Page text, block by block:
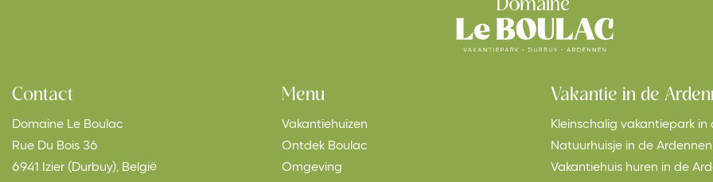
Contact
Domaine Le Boulac
Rue Du Bois 36
6941 Izier (Durbuy), België
Menu
Vakantiehuizen
Ontdek Boulac
Omgeving
Vakantie in de
Kleinschalig vakantiepark in
Natuurhuisje in de
Vakantiehuis huren in de